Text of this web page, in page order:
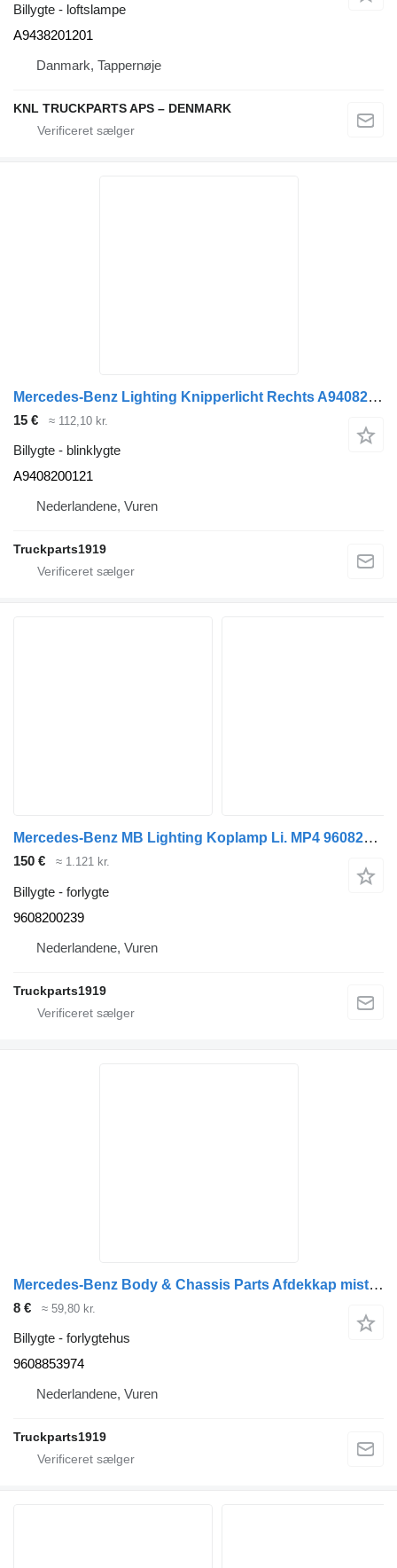
Billygte - loftslampe
A9438201201
Danmark, Tappernøje
KNL TRUCKPARTS APS – DENMARK
Mercedes-Benz Lighting Knipperlicht Rechts A9408200121 blinklygte til lastbil
15 € ≈ 112,10 kr.
Billygte - blinklygte
A9408200121
Nederlandene, Vuren
Truckparts1919
Mercedes-Benz MB Lighting Koplamp Li. MP4 9608200239 forlygte til lastbil
150 € ≈ 1.121 kr.
Billygte - forlygte
9608200239
Nederlandene, Vuren
Truckparts1919
Mercedes-Benz Body & Chassis Parts Afdekkap mistlamp Re. MB 9608853974 forlygtehus til lastbil
8 € ≈ 59,80 kr.
Billygte - forlygtehus
9608853974
Nederlandene, Vuren
Truckparts1919